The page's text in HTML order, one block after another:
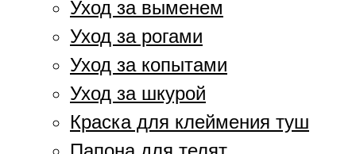
Уход за выменем
Уход за рогами
Уход за копытами
Уход за шкурой
Краска для клеймения туш